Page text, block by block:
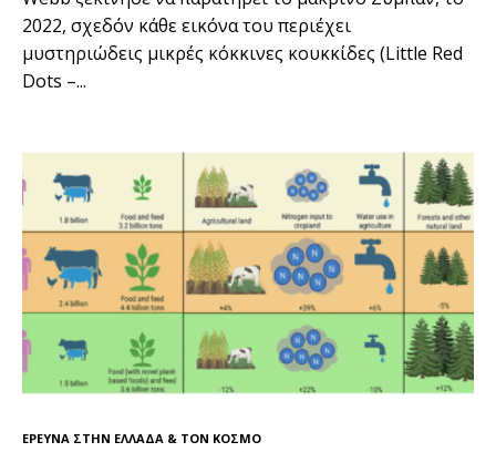
2022, σχεδόν κάθε εικόνα του περιέχει
μυστηριώδεις μικρές κόκκινες κουκκίδες (Little Red
Dots –...
ΕΡΕΥΝΑ ΣΤΗΝ ΕΛΛΑΔΑ & ΤΟΝ ΚΟΣΜΟ